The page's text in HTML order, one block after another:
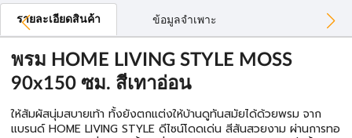
รายละเอียดสินค้า ข้อมูลจำเพาะ
พรม HOME LIVING STYLE MOSS
90x150 ซม. สีเทาอ่อน
ให้สัมผัสนุ่มสบายเท้า ทั้งยังตกแต่งให้บ้านดูทันสมัยได้ด้วยพรม จาก
แบรนด์ HOME LIVING STYLE ดีไซน์โดดเด่น สีสันสวยงาม ผ่านการทอ